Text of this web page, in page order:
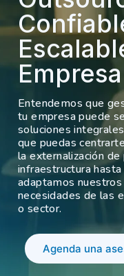
Empresa
Entendemos que
tu empresa puede
soluciones
que puedas
la externalización
infraestructura
adaptamos
necesidades de las
o sector.
Agenda una